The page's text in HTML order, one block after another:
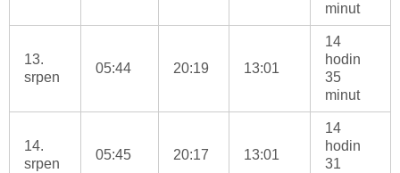
minut
13.
srpen
05:44 20:19 13:01
14
hodin
35
minut
14.
srpen
05:45 20:17 13:01
14
hodin
31